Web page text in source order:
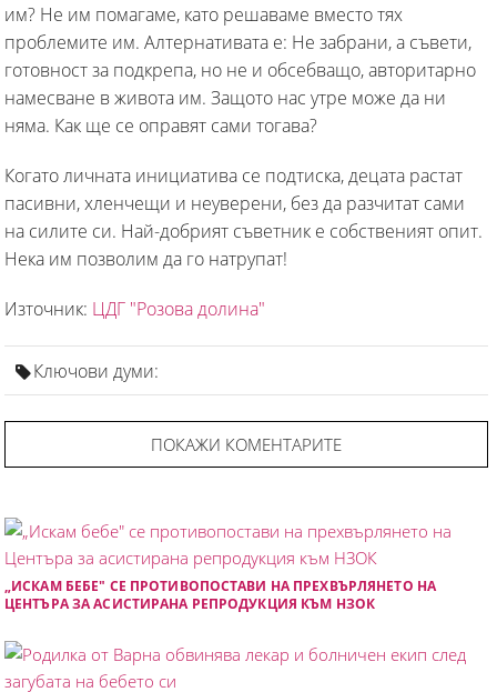
им? Не им помагаме, като решаваме вместо тях
проблемите им. Алтернативата е: Не забрани, а съвети,
готовност за подкрепа, но не и обсебващо, авторитарно
намесване в живота им. Защото нас утре може да ни
няма. Как ще се оправят сами тогава?
Когато личната инициатива се подтиска, децата растат
пасивни, хленчещи и неуверени, без да разчитат сами
на силите си. Най-добрият съветник е собственият опит.
Нека им позволим да го натрупат!
Източник: ЦДГ "Розова долина"
Ключови думи:
ПОКАЖИ КОМЕНТАРИТЕ
„ИСКАМ БЕБЕ" СЕ ПРОТИВОПОСТАВИ НА ПРЕХВЪРЛЯНЕТО НА
ЦЕНТЪРА ЗА АСИСТИРАНА РЕПРОДУКЦИЯ КЪМ НЗОК